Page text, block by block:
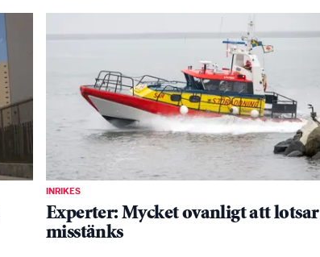
INRIKES
Experter: Mycket ovanligt att lotsar
misstänks